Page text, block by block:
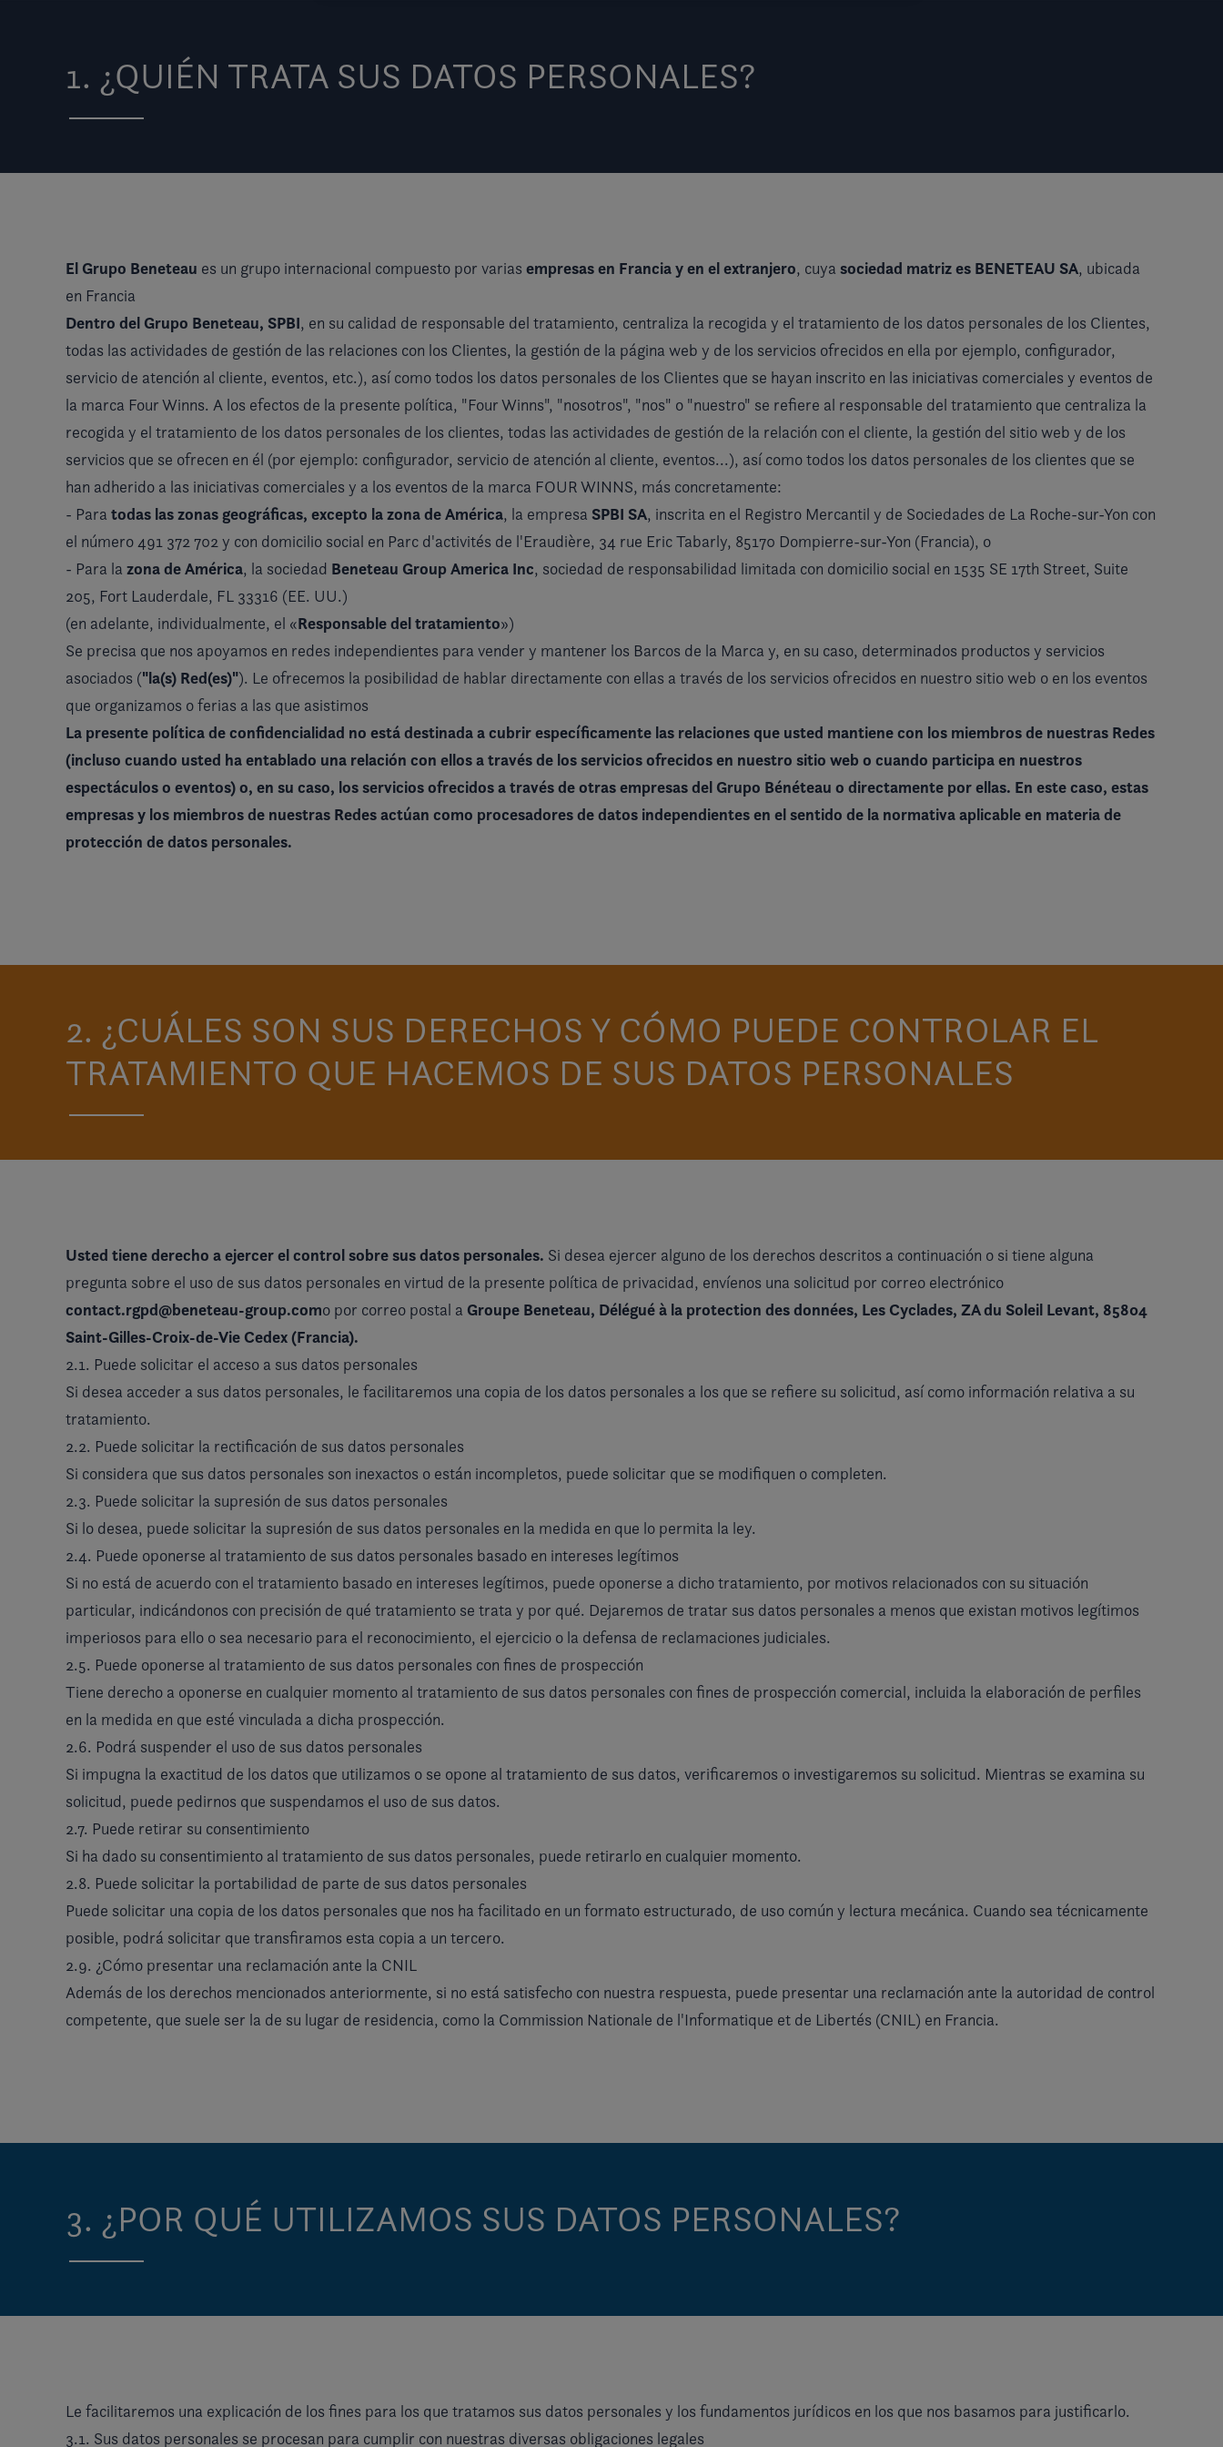
1. ¿QUIÉN TRATA SUS DATOS PERSONALES?
El Grupo Beneteau es un grupo internacional compuesto por varias empresas en Francia y en el extranjero, cuya sociedad matriz es BENETEAU SA, ubicada
en Francia
Dentro del Grupo Beneteau, SPBI, en su calidad de responsable del tratamiento, centraliza la recogida y el tratamiento de los datos personales de los Clientes,
todas las actividades de gestión de las relaciones con los Clientes, la gestión de la página web y de los servicios ofrecidos en ella por ejemplo, configurador,
servicio de atención al cliente, eventos, etc.), así como todos los datos personales de los Clientes que se hayan inscrito en las iniciativas comerciales y eventos de
la marca Four Winns. A los efectos de la presente política, "Four Winns", "nosotros", "nos" o "nuestro" se refiere al responsable del tratamiento que centraliza la
recogida y el tratamiento de los datos personales de los clientes, todas las actividades de gestión de la relación con el cliente, la gestión del sitio web y de los
servicios que se ofrecen en él (por ejemplo: configurador, servicio de atención al cliente, eventos...), así como todos los datos personales de los clientes que se
han adherido a las iniciativas comerciales y a los eventos de la marca FOUR WINNS, más concretamente:
- Para todas las zonas geográficas, excepto la zona de América, la empresa SPBI SA, inscrita en el Registro Mercantil y de Sociedades de La Roche-sur-Yon con
el número 491 372 702 y con domicilio social en Parc d'activités de l'Eraudière, 34 rue Eric Tabarly, 85170 Dompierre-sur-Yon (Francia), o
- Para la zona de América, la sociedad Beneteau Group America Inc, sociedad de responsabilidad limitada con domicilio social en 1535 SE 17th Street, Suite
205, Fort Lauderdale, FL 33316 (EE. UU.)
(en adelante, individualmente, el «Responsable del tratamiento»)
Se precisa que nos apoyamos en redes independientes para vender y mantener los Barcos de la Marca y, en su caso, determinados productos y servicios
asociados ("la(s) Red(es)"). Le ofrecemos la posibilidad de hablar directamente con ellas a través de los servicios ofrecidos en nuestro sitio web o en los eventos
que organizamos o ferias a las que asistimos
La presente política de confidencialidad no está destinada a cubrir específicamente las relaciones que usted mantiene con los miembros de nuestras Redes
(incluso cuando usted ha entablado una relación con ellos a través de los servicios ofrecidos en nuestro sitio web o cuando participa en nuestros
espectáculos o eventos)o, en su caso, los servicios ofrecidos a través de otras empresas del Grupo Bénéteau o directamente por ellas. En este caso, estas
empresas y los miembros de nuestras Redes actúan como procesadores de datos independientesen el sentido de la normativa aplicable en materia de
protección de datos personales.
2. ¿CUÁLES SON SUS DERECHOS Y CÓMO PUEDE CONTROLAR EL
TRATAMIENTO QUE HACEMOS DE SUS DATOS PERSONALES
Usted tiene derecho a ejercer el control sobre sus datos personales. Si desea ejercer alguno de los derechos descritos a continuación o si tiene alguna
pregunta sobre el uso de sus datos personales en virtud de la presente política de privacidad, envíenos una solicitud por correo electrónico
contact.rgpd@beneteau-group.como por correo postal a Groupe Beneteau, Délégué à la protection des données, Les Cyclades, ZA du Soleil Levant, 85804
Saint-Gilles-Croix-de-Vie Cedex (Francia).
2.1. Puede solicitar el acceso a sus datos personales
Si desea acceder a sus datos personales, le facilitaremos una copia de los datos personales a los que se refiere su solicitud, así como información relativa a su
tratamiento.
2.2. Puede solicitar la rectificación de sus datos personales
Si considera que sus datos personales son inexactos o están incompletos, puede solicitar que se modifiquen o completen.
2.3. Puede solicitar la supresión de sus datos personales
Si lo desea, puede solicitar la supresión de sus datos personales en la medida en que lo permita la ley.
2.4. Puede oponerse al tratamiento de sus datos personales basado en intereses legítimos
Si no está de acuerdo con el tratamiento basado en intereses legítimos, puede oponerse a dicho tratamiento, por motivos relacionados con su situación
particular, indicándonos con precisión de qué tratamiento se trata y por qué. Dejaremos de tratar sus datos personales a menos que existan motivos legítimos
imperiosos para ello o sea necesario para el reconocimiento, el ejercicio o la defensa de reclamaciones judiciales.
2.5. Puede oponerse al tratamiento de sus datos personales con fines de prospección
Tiene derecho a oponerse en cualquier momento al tratamiento de sus datos personales con fines de prospección comercial, incluida la elaboración de perfiles
en la medida en que esté vinculada a dicha prospección.
2.6. Podrá suspender el uso de sus datos personales
Si impugna la exactitud de los datos que utilizamos o se opone al tratamiento de sus datos, verificaremos o investigaremos su solicitud. Mientras se examina su
solicitud, puede pedirnos que suspendamos el uso de sus datos.
2.7. Puede retirar su consentimiento
Si ha dado su consentimiento al tratamiento de sus datos personales, puede retirarlo en cualquier momento.
2.8. Puede solicitar la portabilidad de parte de sus datos personales
Puede solicitar una copia de los datos personales que nos ha facilitado en un formato estructurado, de uso común y lectura mecánica. Cuando sea técnicamente
posible, podrá solicitar que transfiramos esta copia a un tercero.
2.9. ¿Cómo presentar una reclamación ante la CNIL
Además de los derechos mencionados anteriormente, si no está satisfecho con nuestra respuesta, puede presentar una reclamación ante la autoridad de control
competente, que suele ser la de su lugar de residencia, como la Commission Nationale de l'Informatique et de Libertés (CNIL) en Francia.
3. ¿POR QUÉ UTILIZAMOS SUS DATOS PERSONALES?
Le facilitaremos una explicación de los fines para los que tratamos sus datos personales y los fundamentos jurídicos en los que nos basamos para justificarlo.
3.1. Sus datos personales se procesan para cumplir con nuestras diversas obligaciones legales